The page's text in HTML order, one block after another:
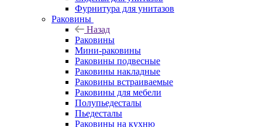
Фурнитура для унитазов
Раковины
Назад
Раковины
Мини-раковины
Раковины подвесные
Раковины накладные
Раковины встраиваемые
Раковины для мебели
Полупьедесталы
Пьедесталы
Раковины на кухню